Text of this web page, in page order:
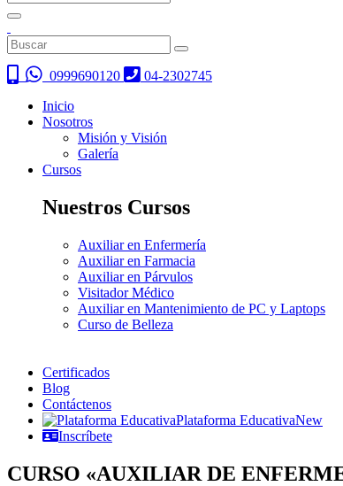
0999690120
04-2302745
Inicio
Nosotros
Misión y Visión
Galería
Cursos
Nuestros Cursos
Auxiliar en Enfermería
Auxiliar en Farmacia
Auxiliar en Párvulos
Visitador Médico
Auxiliar en Mantenimiento de PC y Laptops
Curso de Belleza
Certificados
Blog
Contáctenos
Plataforma EducativaNew
Inscríbete
CURSO «AUXILIAR DE